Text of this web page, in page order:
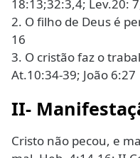
18:13;32:3,4; Lev.20:
2. O filho de Deus é
16
3. O cristão faz o
At.10:34-39; João 6:27
II-
Cristo não pecou, e